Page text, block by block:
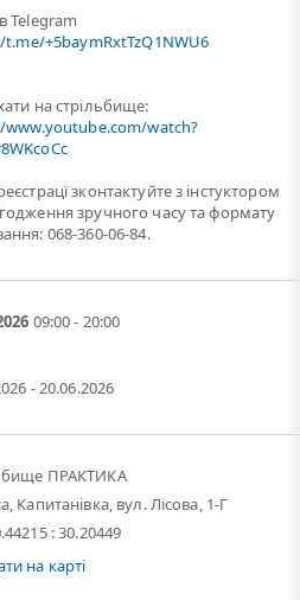
Telegram
+5baymRxtTzQ1NWU6
на стрільбище:
watch?
зконтактуйте з інстуктором
зручного часу та формату
068-360-06-84.
09:00 - 20:00
- 20.06.2026
ПРАКТИКА
Капитанівка, вул. Лісова, 1-Г
: 30.20449
на карті